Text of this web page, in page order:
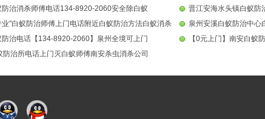
治消杀师傅电话134-8920-2060安全除白蚁
业"白蚁防治师傅上门电话附近白蚁防治方法白蚁消杀
泉州安溪白蚁防治中心
治电话【134-8920-2060】泉州全境可上门
防治所电话上门灭白蚁师傅南安杀虫消杀公司